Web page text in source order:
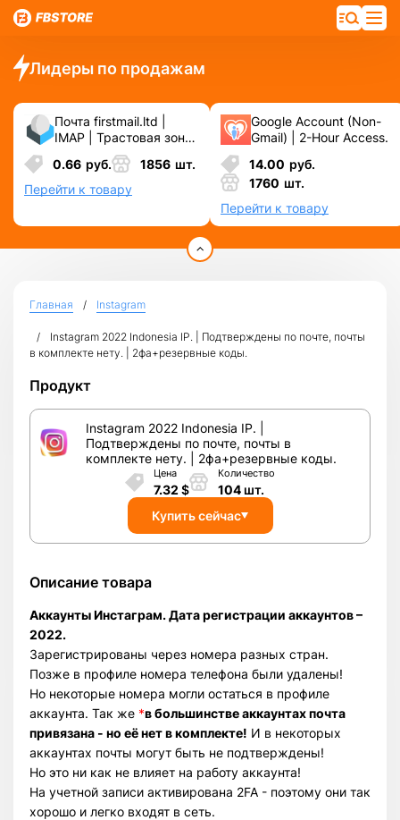
Лидеры по продажам
Почта firstmail.ltd |
IMAP | Трастовая зона
.COM ❗️ Новые, Чистые
❗️ С реальными
логинами | ☑️
Специально для ФБ/
0.66 руб. 1856 шт.
Перейти к товару
Google Account (Non-
Gmail) | 2-Hour Access.
14.00 руб.
1760 шт.
Перейти к товару
Главная Instagram
Instagram 2022 Indonesia IP. | Подтверждены по почте, почты
в комплекте нету. | 2фа+резервные коды.
Продукт
Instagram 2022 Indonesia IP. |
Подтверждены по почте, почты в
комплекте нету. | 2фа+резервные коды.
Цена
7.32 $
Количество
104 шт.
Купить сейчас
Описание товара
Аккаунты Инстаграм. Дата регистрации аккаунтов –
2022.
Зарегистрированы через номера разных стран.
Позже в профиле номера телефона были удалены!
Но некоторые номера могли остаться в профиле
аккаунта. Так же *в большинстве аккаунтах почта
привязана - но её нет в комплекте! И в некоторых
аккаунтах почты могут быть не подтверждены!
Но это ни как не влияет на работу аккаунта!
На учетной записи активирована 2FA - поэтому они так
хорошо и легко входят в сеть.